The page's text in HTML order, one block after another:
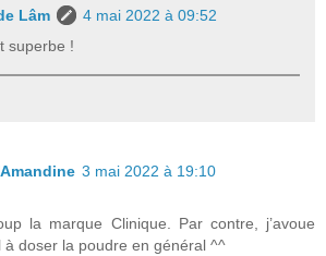
Lâm
4 mai 2022 à 09:52
superbe !
3 mai 2022 à 19:10
la marque Clinique. Par contre, j’avoue
à doser la poudre en général ^^